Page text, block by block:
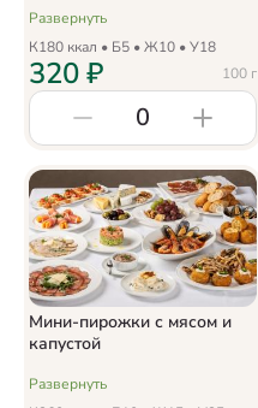
Развернуть
К180 ккал • Б5 • Ж10 • У18
100 г
320₽
0
Мини-пирожки с мясом и
капустой
Развернуть